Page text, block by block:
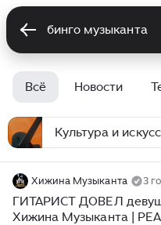
Всё Новости
Культура и
Хижина Музыканта 3
ГИТАРИСТ ДОВЕЛ
Хижина Музыканта |